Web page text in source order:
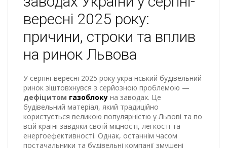
вересні 2025 року:
причини, строки та вплив
на ринок Львова
У серпні-вересні 2025 року український будівельний
ринок зіштовхнувся з серйозною проблемою —
дефіцитом газоблоку на заводах. Це
будівельний матеріал, який традиційно
користується великою популярністю у Львові та по
всій країні завдяки своїй міцності, легкості та
енергоефективності. Однак, останнім часом
постачальники та будівельні компанії змушені